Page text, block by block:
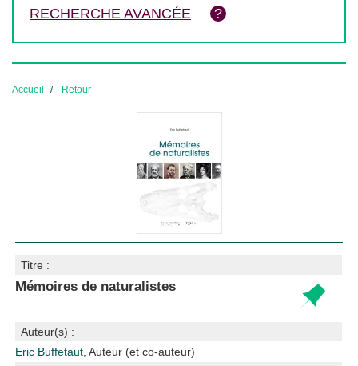
RECHERCHE AVANCÉE
Accueil Retour
Titre :
Mémoires de naturalistes
Auteur(s) :
Eric Buffetaut , Auteur (et co-auteur)